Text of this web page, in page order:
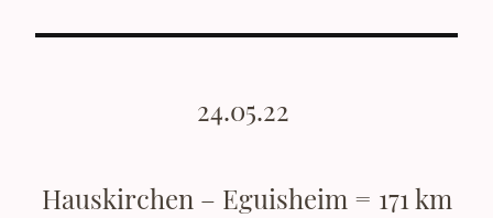
24.05.22
Hauskirchen – Eguisheim = 171 km